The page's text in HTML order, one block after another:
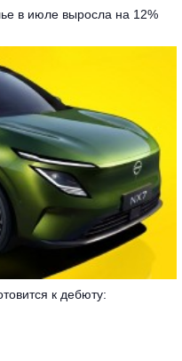
в июле выросла на 12%
к дебюту: